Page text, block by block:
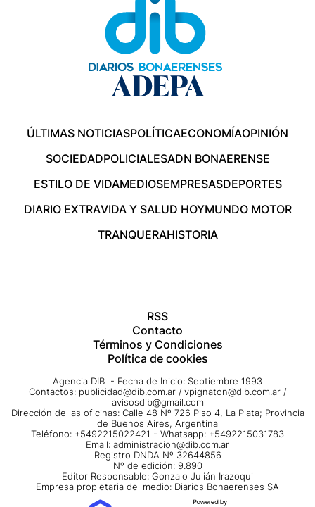
ÚLTIMAS NOTICIASPOLÍTICAECONOMÍAOPINIÓN
SOCIEDADPOLICIALESADN BONAERENSE
ESTILO DE VIDAMEDIOSEMPRESASDEPORTES
DIARIO EXTRAVIDA Y SALUD HOYMUNDO MOTOR
TRANQUERAHISTORIA
RSS
Contacto
Términos y Condiciones
Política de cookies
Agencia DIB - Fecha de Inicio: Septiembre 1993
Contactos: publicidad@dib.com.ar / vpignaton@dib.com.ar /
avisosdib@gmail.com
Dirección de las oficinas: Calle 48 Nº 726 Piso 4, La Plata; Provincia
de Buenos Aires, Argentina
Teléfono: +5492215022421 - Whatsapp: +5492215031783
Email: administracion@dib.com.ar
Registro DNDA Nº 32644856
Nº de edición: 9.890
Editor Responsable: Gonzalo Julián Irazoqui
Empresa propietaria del medio: Diarios Bonaerenses SA